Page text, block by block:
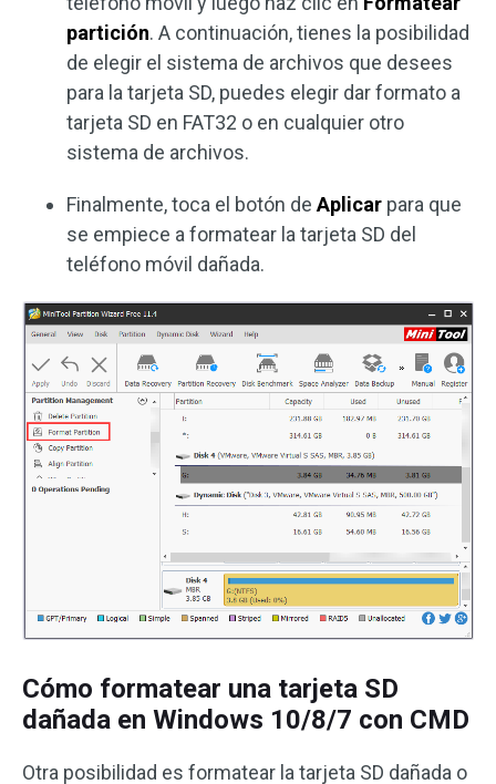
partición. A continuación, tienes la posibilidad
de elegir el sistema de archivos que desees
para la tarjeta SD, puedes elegir dar formato a
tarjeta SD en FAT32 o en cualquier otro
sistema de archivos.
Finalmente, toca el botón de Aplicar para que
se empiece a formatear la tarjeta SD del
teléfono móvil dañada.
Cómo formatear una tarjeta SD
dañada en Windows 10/8/7 con CMD
Otra posibilidad es formatear la tarjeta SD dañada o